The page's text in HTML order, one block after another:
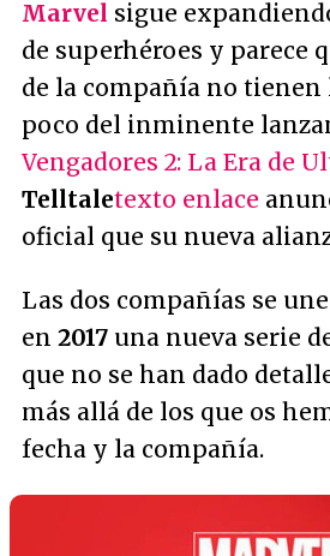
Marvel sigue
de superhéroes y parece
de la compañía no tienen
poco del inminente
Vengadores 2: La Era de
Telltaletexto enlace
oficial que su nueva
Las dos compañías se
en 2017 una nueva serie
que no se han dado
más allá de los que os
fecha y la compañía.